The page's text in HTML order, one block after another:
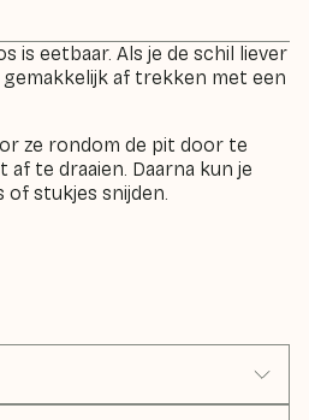
is eetbaar. Als je de schil liever
af trekken met een
ze rondom de pit door te
af te draaien. Daarna kun je
stukjes snijden.